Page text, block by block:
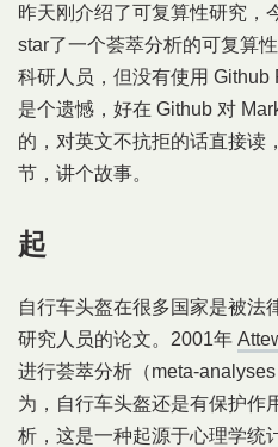
昨天刚介绍了可复算性研究，
star了一个荟萃分析的可复算
科研人员，但没有使用
是个遗憾，好在 Github 对
的，对英文不抗拒的话直接读
节，讲个故事。
起
自行车头盔在很多国家是被法
研究人员的论文。2001年
进行荟萃分析（meta-
为，自行车头盔还是有保护作
析，这是一种起源于心理学统